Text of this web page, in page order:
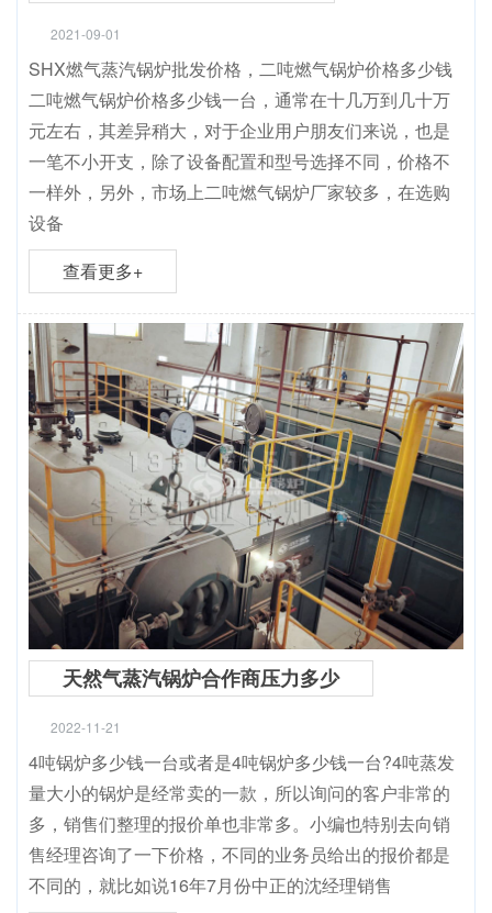
2021-09-01
SHX燃气蒸汽锅炉批发价格，二吨燃气锅炉价格多少钱
二吨燃气锅炉价格多少钱一台，通常在十几万到几十万
元左右，其差异稍大，对于企业用户朋友们来说，也是
一笔不小开支，除了设备配置和型号选择不同，价格不
一样外，另外，市场上二吨燃气锅炉厂家较多，在选购
设备
查看更多+
天然气蒸汽锅炉合作商压力多少
2022-11-21
4吨锅炉多少钱一台或者是4吨锅炉多少钱一台?4吨蒸发
量大小的锅炉是经常卖的一款，所以询问的客户非常的
多，销售们整理的报价单也非常多。小编也特别去向销
售经理咨询了一下价格，不同的业务员给出的报价都是
不同的，就比如说16年7月份中正的沈经理销售